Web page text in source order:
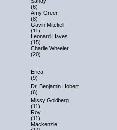
(6)
Amy Green
(8)
Gavin Mitchell
(11)
Leonard Hayes
(15)
Charlie Wheeler
(20)
Erica
(9)
Dr. Benjamin Hobert
(6)
Missy Goldberg
(11)
Roy
(11)
Mackenzie